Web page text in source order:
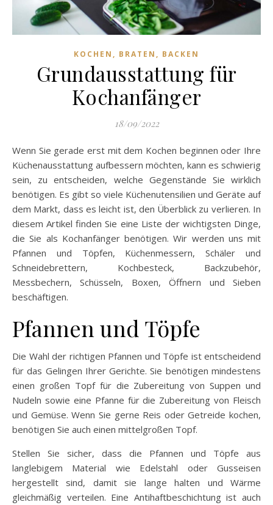
KOCHEN, BRATEN, BACKEN
Grundausstattung für
Kochanfänger
18/09/2022
Wenn Sie gerade erst mit dem Kochen beginnen oder Ihre
Küchenausstattung aufbessern möchten, kann es schwierig
sein, zu entscheiden, welche Gegenstände Sie wirklich
benötigen. Es gibt so viele Küchenutensilien und Geräte auf
dem Markt, dass es leicht ist, den Überblick zu verlieren. In
diesem Artikel finden Sie eine Liste der wichtigsten Dinge,
die Sie als Kochanfänger benötigen. Wir werden uns mit
Pfannen und Töpfen, Küchenmessern, Schäler und
Schneidebrettern, Kochbesteck, Backzubehör,
Messbechern, Schüsseln, Boxen, Öffnern und Sieben
beschäftigen.
Pfannen und Töpfe
Die Wahl der richtigen Pfannen und Töpfe ist entscheidend
für das Gelingen Ihrer Gerichte. Sie benötigen mindestens
einen großen Topf für die Zubereitung von Suppen und
Nudeln sowie eine Pfanne für die Zubereitung von Fleisch
und Gemüse. Wenn Sie gerne Reis oder Getreide kochen,
benötigen Sie auch einen mittelgroßen Topf.
Stellen Sie sicher, dass die Pfannen und Töpfe aus
langlebigem Material wie Edelstahl oder Gusseisen
hergestellt sind, damit sie lange halten und Wärme
gleichmäßig verteilen. Eine Antihaftbeschichtung ist auch